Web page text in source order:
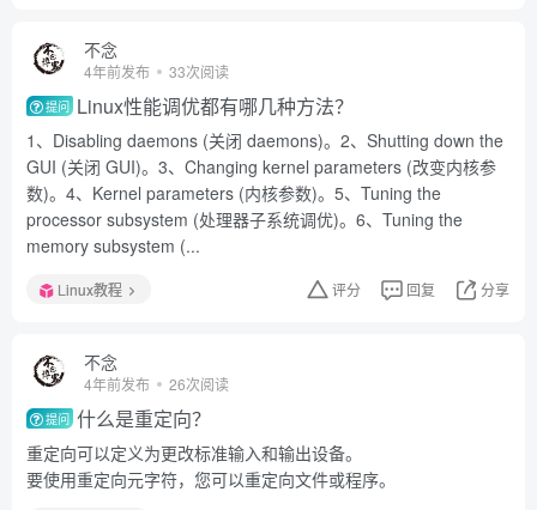
不念
4年前发布 33次阅读
提问 Linux性能调优都有哪几种方法？
1、Disabling daemons (关闭 daemons)。2、Shutting down the
GUI (关闭 GUI)。3、Changing kernel parameters (改变内核参
数)。4、Kernel parameters (内核参数)。5、Tuning the
processor subsystem (处理器子系统调优)。6、Tuning the
memory subsystem (...
Linux教程 评分 回复 分享
不念
4年前发布 26次阅读
提问 什么是重定向？
重定向可以定义为更改标准输入和输出设备。
要使用重定向元字符，您可以重定向文件或程序。